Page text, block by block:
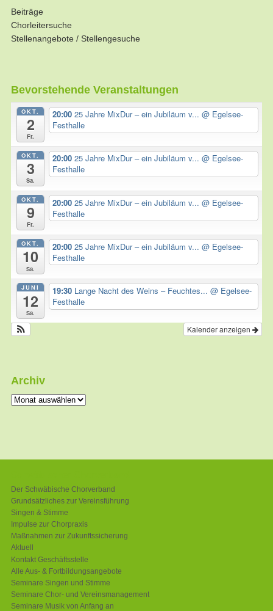
Beiträge
Chorleitersuche
Stellenangebote / Stellengesuche
Bevorstehende Veranstaltungen
OKT.
2
Fr.
20:0025 Jahre MixDur – ein Jubiläum v...@ Egelsee-
Festhalle
OKT.
3
Sa.
20:0025 Jahre MixDur – ein Jubiläum v...@ Egelsee-
Festhalle
OKT.
9
Fr.
20:0025 Jahre MixDur – ein Jubiläum v...@ Egelsee-
Festhalle
OKT.
10
Sa.
20:0025 Jahre MixDur – ein Jubiläum v...@ Egelsee-
Festhalle
JUNI
12
Sa.
19:30 Lange Nacht des Weins – Feuchtes...@ Egelsee-
Festhalle
Kalender anzeigen
Archiv
Archiv
Der Schwäbische Chorverband
Grundsätzliches zur Vereinsführung
Singen & Stimme
Impulse zur Chorpraxis
Maßnahmen zur Zukunftssicherung
Aktuell
Kontakt Geschäftsstelle
Alle Aus- & Fortbildungsangebote
Seminare Singen und Stimme
Seminare Chor- und Vereinsmanagement
Seminare Musik von Anfang an